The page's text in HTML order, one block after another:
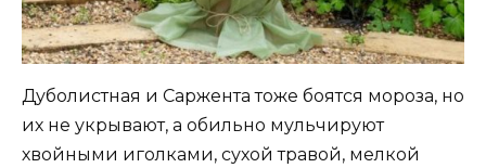
Дуболистная и Саржента тоже боятся мороза, но
их не укрывают, а обильно мульчируют
хвойными иголками, сухой травой, мелкой